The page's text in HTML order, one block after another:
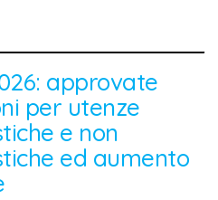
approvate
per utenze
e non
ed aumento